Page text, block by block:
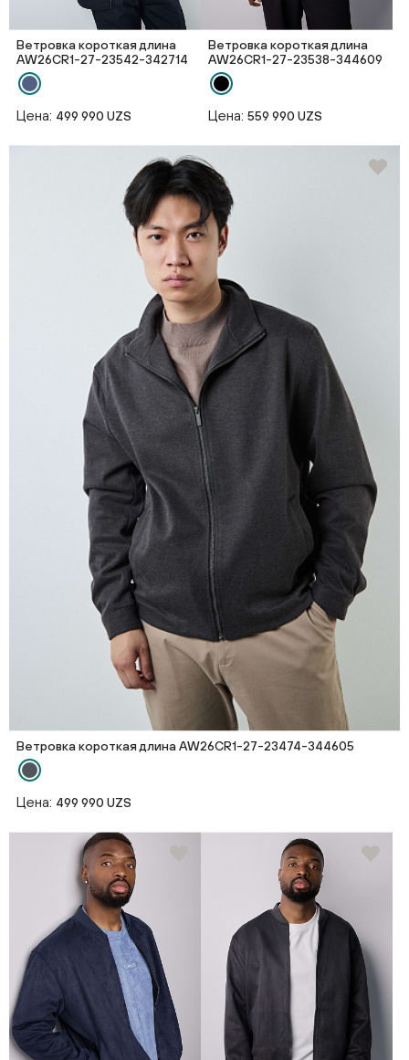
Ветровка короткая длина
AW26CR1-27-23542-342714
Цена: 499 990 UZS
Ветровка короткая длина
AW26CR1-27-23538-344609
Цена: 559 990 UZS
Ветровка короткая длина AW26CR1-27-23474-344605
Цена: 499 990 UZS